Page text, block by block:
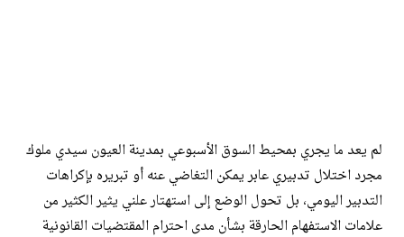
لم يعد ما يجري بمحيط السوق الأسبوعي بمدينة العيون سيدي ملوك
مجرد اختلال تدبيري عابر يمكن التغاضي عنه أو تبريره بإكراهات
التدبير اليومي، بل تحول الوضع إلى استهتار علني يثير الكثير من
علامات الاستفهام الحارقة بشأن مدى احترام المقتضيات القانونية